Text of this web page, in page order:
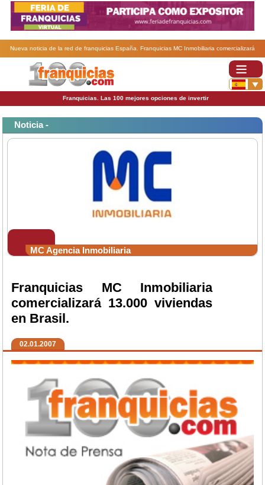
Nueva noticia de la red de franquicias España. Franquicias MC Inmobiliaria comercializará
13.000 viviendas en Brasil..
Franquicias. Las 100 mejores opciones de invertir
Noticia -
MC Agencia Inmobiliaria
Franquicias MC Inmobiliaria
comercializará 13.000 viviendas
en Brasil.
02.01.2007